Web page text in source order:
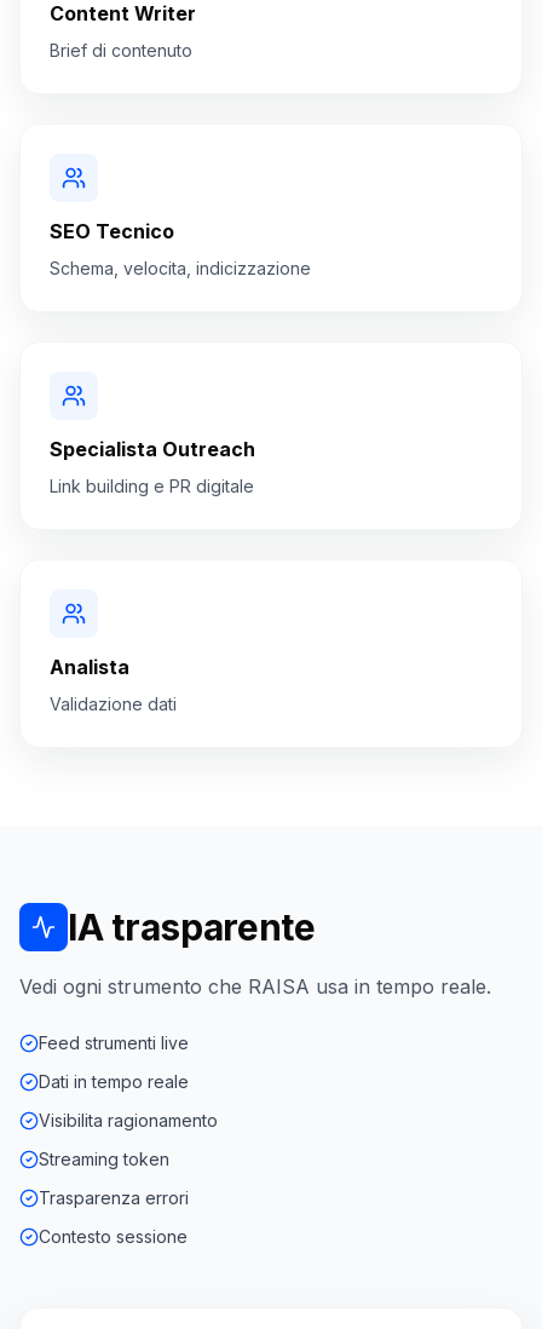
Content Writer
Brief di contenuto
SEO Tecnico
Schema, velocita, indicizzazione
Specialista Outreach
Link building e PR digitale
Analista
Validazione dati
IA trasparente
Vedi ogni strumento che RAISA usa in tempo reale.
Feed strumenti live
Dati in tempo reale
Visibilita ragionamento
Streaming token
Trasparenza errori
Contesto sessione